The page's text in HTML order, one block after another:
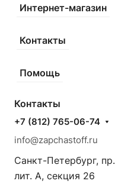
Интернет-магазин
Контакты
Помощь
Контакты
+7 (812) 765-06-74
info@zapchastoff.ru
Санкт-Петербург,
лит. А, секция 26